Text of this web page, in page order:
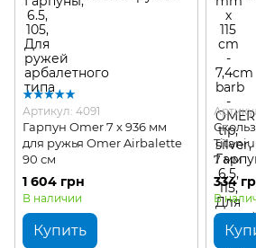
Артикул: 4091
Гарпун Omer 7 x 936 мм
для ружья Omer Airbalette
90 см
1 604 грн
В наличии
Купить
7 мм
334
В